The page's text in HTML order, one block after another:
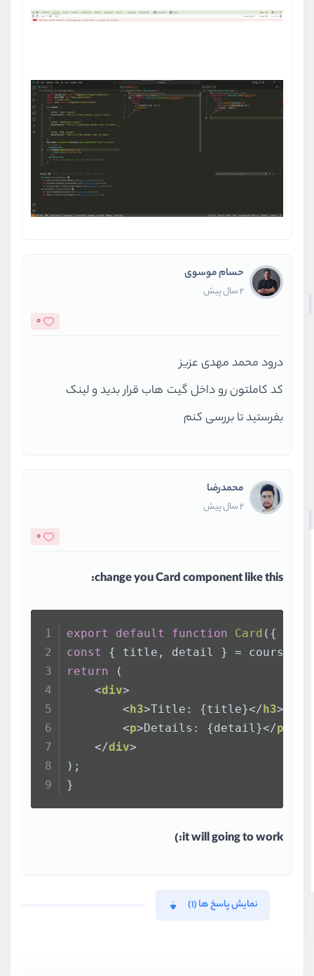
حسام موسوی
2 سال پیش
0
درود محمد مهدی عزیز
کد کاملتون رو داخل گیت هاب قرار بدید و لینک
بفرستید تا بررسی کنم
محمدرضا
2 سال پیش
0
change you Card component like this:
export default function Card ( {
const
{ title, detail } = course;
return (
<div>
< h3>Title: {title}</ h3>
<p>Details: {detail}</p
</div>
);
}
it will going to work:)
نمایش پاسخ ها (1)